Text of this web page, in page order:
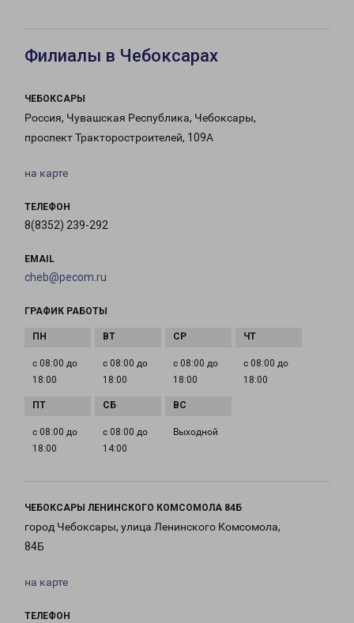
Филиалы в Чебоксарах
ЧЕБОКСАРЫ
Россия, Чувашская Республика, Чебоксары,
проспект Тракторостроителей, 109А
на карте
ТЕЛЕФОН
8(8352) 239-292
EMAIL
cheb@pecom.ru
ГРАФИК РАБОТЫ
с 08:00 до
18:00
с 08:00 до
18:00
с 08:00 до
18:00
с 08:00 до
18:00
с 08:00 до
18:00
с 08:00 до
14:00
Выходной
ЧЕБОКСАРЫ ЛЕНИНСКОГО КОМСОМОЛА 84Б
город Чебоксары, улица Ленинского Комсомола,
84Б
на карте
ТЕЛЕФОН